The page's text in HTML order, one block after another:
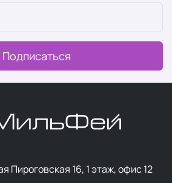
Подписаться
Пироговская 16, 1 этаж, офис 12